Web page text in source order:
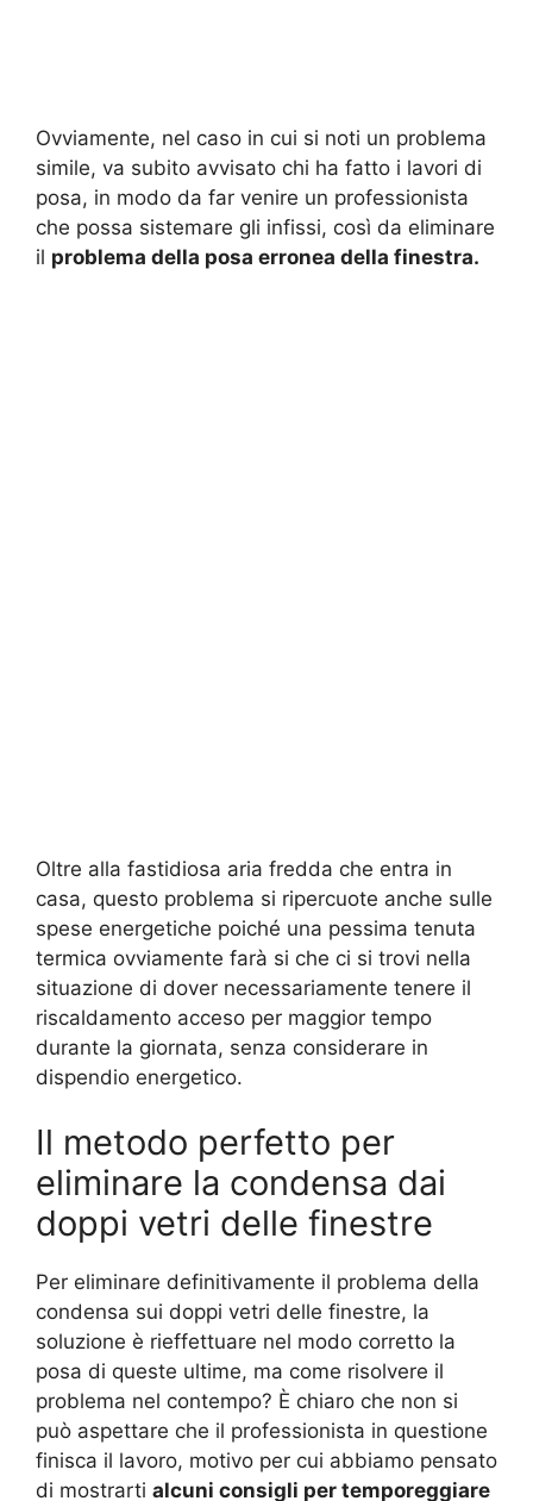
Ovviamente, nel caso in cui si noti un problema
simile, va subito avvisato chi ha fatto i lavori di
posa, in modo da far venire un professionista
che possa sistemare gli infissi, così da eliminare
il problema della posa erronea della finestra.
Oltre alla fastidiosa aria fredda che entra in
casa, questo problema si ripercuote anche sulle
spese energetiche poiché una pessima tenuta
termica ovviamente farà si che ci si trovi nella
situazione di dover necessariamente tenere il
riscaldamento acceso per maggior tempo
durante la giornata, senza considerare in
dispendio energetico.
Il metodo perfetto per
eliminare la condensa dai
doppi vetri delle finestre
Per eliminare definitivamente il problema della
condensa sui doppi vetri delle finestre, la
soluzione è rieffettuare nel modo corretto la
posa di queste ultime, ma come risolvere il
problema nel contempo? È chiaro che non si
può aspettare che il professionista in questione
finisca il lavoro, motivo per cui abbiamo pensato
di mostrarti alcuni consigli per temporeggiare